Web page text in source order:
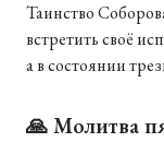
Таинство
встретить своё
а в состоянии
🙏 Молитва